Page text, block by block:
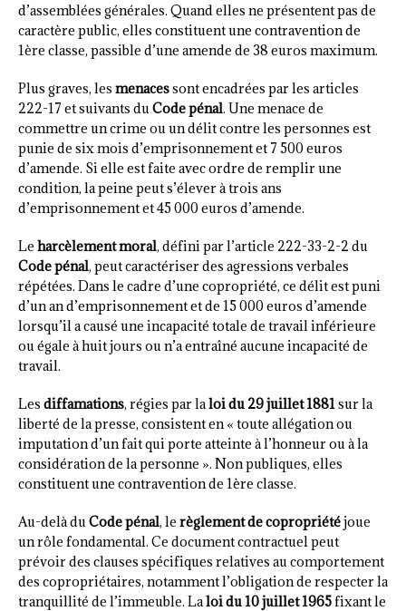
d’assemblées générales. Quand elles ne présentent pas de
caractère public, elles constituent une contravention de
1ère classe, passible d’une amende de 38 euros maximum.
Plus graves, les menacessont encadrées par les articles
222-17 et suivants duCode pénal. Une menace de
commettre un crime ou un délit contre les personnes est
punie de six mois d’emprisonnement et 7 500 euros
d’amende. Si elle est faite avec ordre de remplir une
condition, la peine peut s’élever à trois ans
d’emprisonnement et 45 000 euros d’amende.
Le harcèlement moral, défini par l’article 222-33-2-2 du
Code pénal, peut caractériser des agressions verbales
répétées. Dans le cadre d’une copropriété, ce délit est puni
d’un an d’emprisonnement et de 15 000 euros d’amende
lorsqu’il a causé une incapacité totale de travail inférieure
ou égale à huit jours ou n’a entraîné aucune incapacité de
travail.
Les diffamations, régies par laloi du 29 juillet 1881sur la
liberté de la presse, consistent en « toute allégation ou
imputation d’un fait qui porte atteinte à l’honneur ou à la
considération de la personne ». Non publiques, elles
constituent une contravention de 1ère classe.
Au-delà duCode pénal, le règlement de copropriétéjoue
un rôle fondamental. Ce document contractuel peut
prévoir des clauses spécifiques relatives au comportement
des copropriétaires, notamment l’obligation de respecter la
tranquillité de l’immeuble. Laloi du 10 juillet 1965fixant le